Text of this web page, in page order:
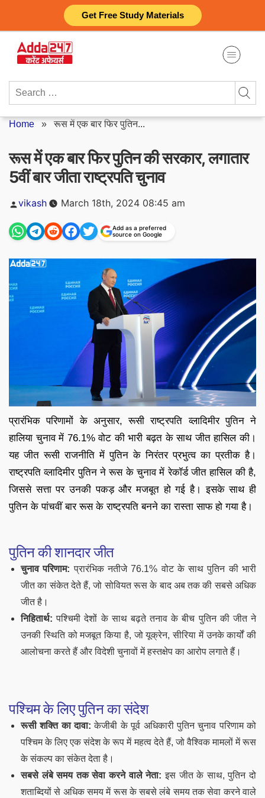
Get Free Study Materials
content
Search
Home »रूस में एक बार फिर पुतिन...
रूस में एक बार फिर पुतिन की सरकार, लगातार
5वीं बार जीता राष्ट्रपति चुनाव
Posted
vikash March 18th, 2024 08:45 am
Add as a preferred
source on Google
प्रारंभिक परिणामों के अनुसार, रूसी राष्ट्रपति व्लादिमीर पुतिन ने
हालिया चुनाव में 76.1% वोट की भारी बढ़त के साथ जीत हासिल की।
यह जीत रूसी राजनीति में पुतिन के निरंतर प्रभुत्व का प्रतीक है।
राष्ट्रपति व्लादिमीर पुतिन ने रूस के चुनाव में रेकॉर्ड जीत हासिल की है,
जिससे सत्ता पर उनकी पकड़ और मजबूत हो गई है। इसके साथ ही
पुतिन के पांचवीं बार रूस के राष्ट्रपति बनने का रास्ता साफ हो गया है।
पुतिन की शानदार जीत
चुनाव परिणाम: प्रारंभिक नतीजे 76.1% वोट के साथ पुतिन की भारी
जीत का संकेत देते हैं, जो सोवियत रूस के बाद अब तक की सबसे अधिक
जीत है।
निहितार्थ: पश्चिमी देशों के साथ बढ़ते तनाव के बीच पुतिन की जीत ने
उनकी स्थिति को मजबूत किया है, जो यूक्रेन, सीरिया में उनके कार्यों की
आलोचना करते हैं और विदेशी चुनावों में हस्तक्षेप का आरोप लगाते हैं।
पश्चिम के लिए पुतिन का संदेश
रूसी शक्ति का दावा: केजीबी के पूर्व अधिकारी पुतिन चुनाव परिणाम को
पश्चिम के लिए एक संदेश के रूप में महत्व देते हैं, जो वैश्विक मामलों में रूस
के संकल्प का संकेत देता है।
सबसे लंबे समय तक सेवा करने वाले नेता: इस जीत के साथ, पुतिन दो
शताब्दियों से अधिक समय में रूस के सबसे लंबे समय तक सेवा करने वाले